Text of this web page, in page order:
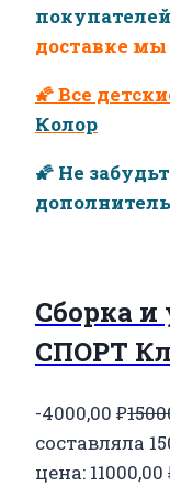
доставке мы
🌠 Все
Колор
🌠 Не
Сборка и
СПОРТ
-4000,00 ₽
составляла
цена: 11000,00